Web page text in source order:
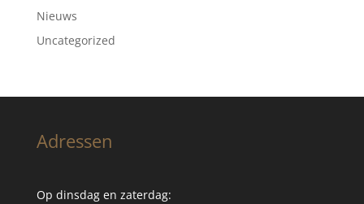
Nieuws
Uncategorized
Adressen
Op dinsdag en zaterdag: